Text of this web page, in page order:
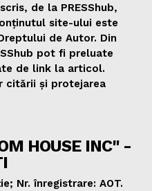
de la PRESShub,
site-ului este
de Autor. Din
pot fi preluate
de link la articol.
citării și protejarea
HOUSE INC" -
Nr. înregistrare: AOT.